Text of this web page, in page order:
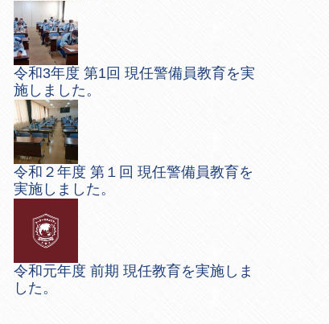
令和3年度 第1回 現任警備員教育を実
施しました。
令和２年度 第１回 現任警備員教育を
実施しました。
令和元年度 前期 現任教育を実施しま
した。